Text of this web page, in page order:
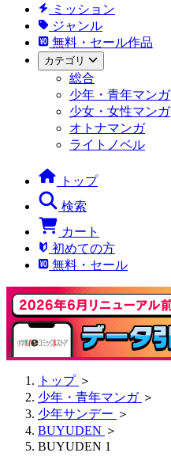
ミッション
ジャンル
無料・セール作品
カテゴリ
総合
少年・青年マンガ
少女・女性マンガ
オトナマンガ
ライトノベル
トップ
検索
カート
初めての方
無料・セール
トップ ＞
少年・青年マンガ ＞
少年サンデー ＞
BUYUDEN ＞
BUYUDEN 1